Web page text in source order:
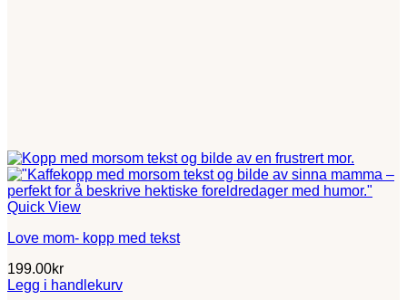
Quick View
Love mom- kopp med tekst
199.00kr
Legg i handlekurv